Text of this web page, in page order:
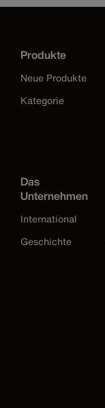
Produkte
Neue Produkte
Kategorie
Das
Unternehmen
International
Geschichte